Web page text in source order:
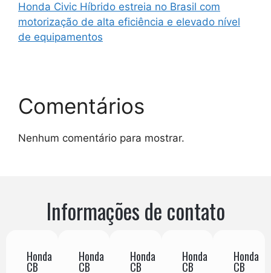
Honda Civic Híbrido estreia no Brasil com
motorização de alta eficiência e elevado nível
de equipamentos
Comentários
Nenhum comentário para mostrar.
Informações de contato
Honda
CB
Honda
CB
Honda
CB
Honda
CB
Honda
CB